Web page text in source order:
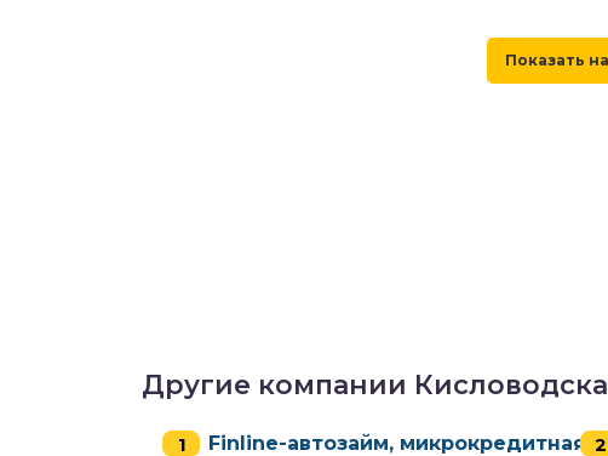
Другие компании Кисловодска
Finline-автозайм, микрокредитная